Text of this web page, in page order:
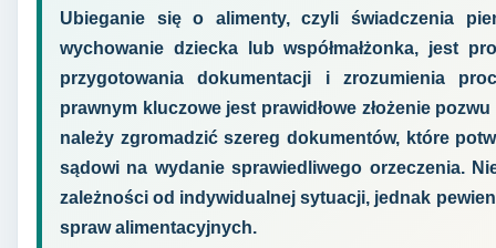
Ubieganie się o alimenty, czyli świadczenia
wychowanie dziecka lub współmałżonka, jest
przygotowania dokumentacji i zrozumienia
prawnym kluczowe jest prawidłowe złożenie
należy zgromadzić szereg dokumentów, które
sądowi na wydanie sprawiedliwego orzeczenia.
zależności od indywidualnej sytuacji, jednak
spraw alimentacyjnych.